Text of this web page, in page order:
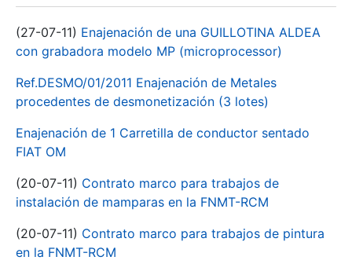
(27-07-11) Enajenación de una GUILLOTINA ALDEA
con grabadora modelo MP (microprocessor)
Ref.DESMO/01/2011 Enajenación de Metales
procedentes de desmonetización (3 lotes)
Enajenación de 1 Carretilla de conductor sentado
FIAT OM
(20-07-11) Contrato marco para trabajos de
instalación de mamparas en la FNMT-RCM
(20-07-11) Contrato marco para trabajos de pintura
en la FNMT-RCM